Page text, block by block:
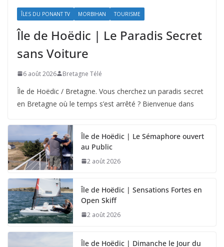
ÎLES DU PONANT TV MORBIHAN TOURISME
Île de Hoëdic | Le Paradis Secret
sans Voiture
6 août 2026 Bretagne Télé
Île de Hoëdic / Bretagne. Vous cherchez un paradis secret
en Bretagne où le temps s’est arrêté ? Bienvenue dans
Île de Hoëdic | Le Sémaphore ouvert
au Public
2 août 2026
Île de Hoëdic | Sensations Fortes en
Open Skiff
2 août 2026
Île de Hoëdic | Dimanche le Jour du